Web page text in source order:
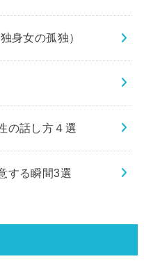
身女の孤独）
の話し方４選
する瞬間3選